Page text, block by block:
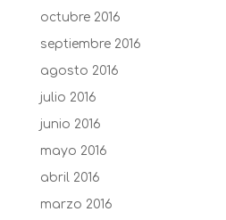
octubre 2016
septiembre 2016
agosto 2016
julio 2016
junio 2016
mayo 2016
abril 2016
marzo 2016